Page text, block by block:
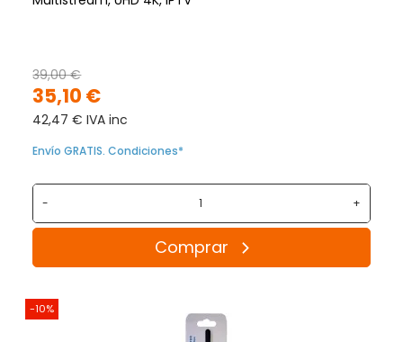
35,10 €
39,00 €
42,47 € IVA inc
Envío GRATIS. Condiciones*
- +
Comprar
-10%